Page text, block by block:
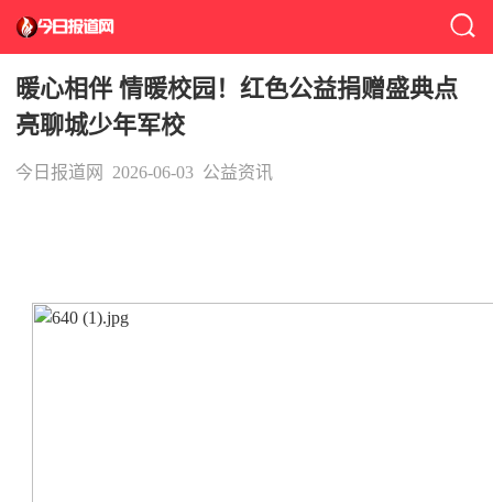
暖心相伴 情暖校园！红色公益捐赠盛典点
亮聊城少年军校
今日报道网 2026-06-03 公益资讯